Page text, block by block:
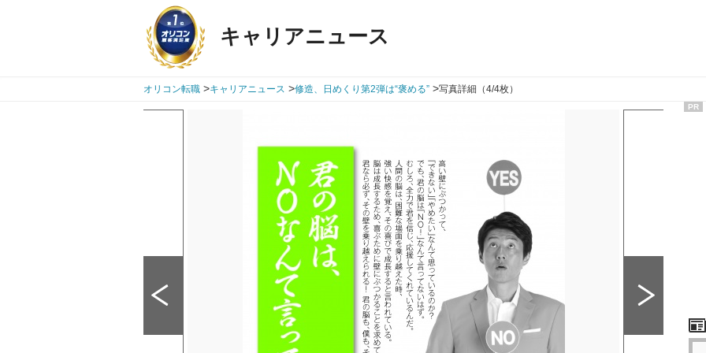
キャリアニュース
オリコン転職 >キャリアニュース >修造、日めくり第2弾は“褒める” >写真詳細（4/4枚）
PR